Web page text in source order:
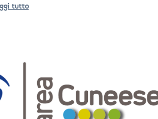
tutto